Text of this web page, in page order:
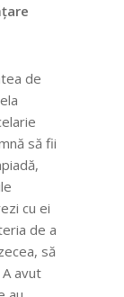
de
să fii
cu ei
de a
să
avut